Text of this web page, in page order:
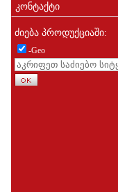
კონტაქტი
ძიება პროდუქციაში:
-Geo